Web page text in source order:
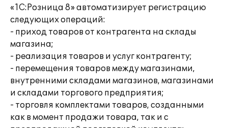
«1С:Розница 8» автоматизирует регистрацию
следующих операций:
- приход товаров от контрагента на склады
магазина;
- реализация товаров и услуг контрагенту;
- перемещения товаров между магазинами,
внутренними складами магазинов, магазинами
и складами торгового предприятия;
- торговля комплектами товаров, созданными
как в момент продажи товара, так и с